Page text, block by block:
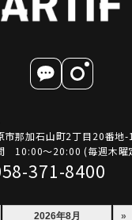
市那加石山町2丁目20番地
10:00～20:00 (毎週木曜
371-8400